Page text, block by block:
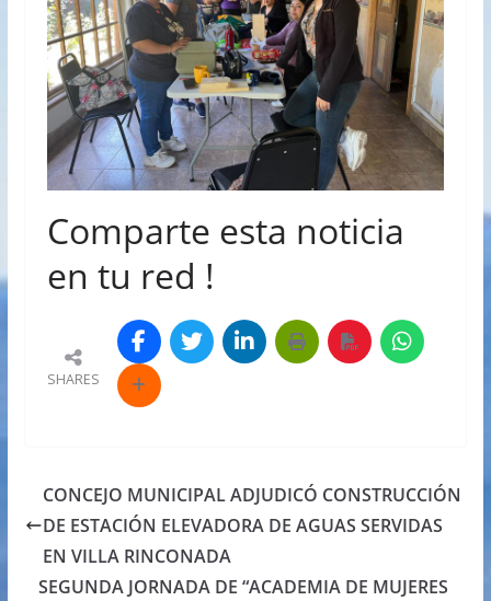
Comparte esta noticia
en tu red !
SHARES
CONCEJO MUNICIPAL ADJUDICÓ CONSTRUCCIÓN
DE ESTACIÓN ELEVADORA DE AGUAS SERVIDAS
EN VILLA RINCONADA
SEGUNDA JORNADA DE “ACADEMIA DE MUJERES